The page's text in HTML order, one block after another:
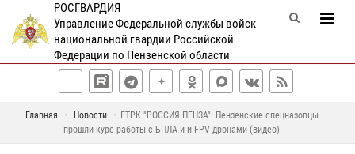
РОСГВАРДИЯ
Управление Федеральной службы войск
национальной гвардии Российской
Федерации по Пензенской области
Главная Новости
ГТРК "РОССИЯ.ПЕНЗА": Пензенские спецназовцы
прошли курс работы с БПЛА и и FPV-дронами (видео)